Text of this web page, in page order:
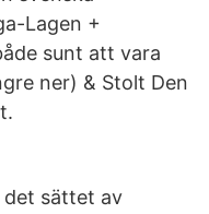
Lagen +
sunt att vara
ner) & Stolt Den
sättet av